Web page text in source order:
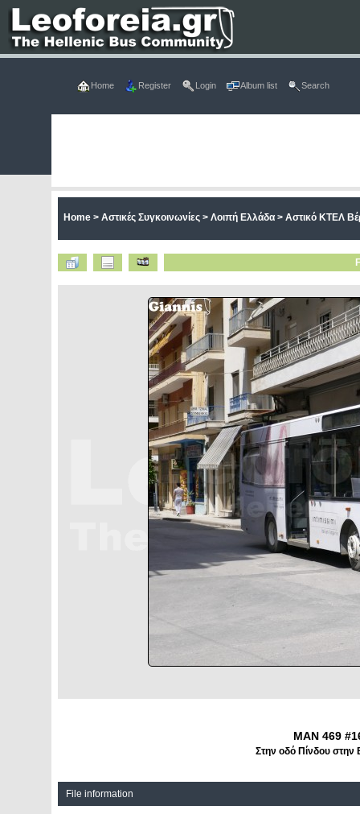
Home Register Login Album list Search
Home> Αστικές Συγκοινωνίες> Λοιπή Ελλάδα> Αστικό ΚΤΕΛ
MAN 469
Στην οδό Πίνδου στην
File information